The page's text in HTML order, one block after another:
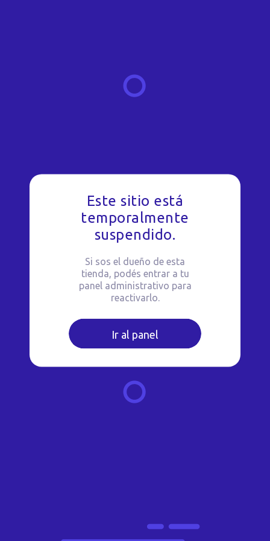
Este sitio está
temporalmente
suspendido.
Si sos el dueño de esta
tienda, podés entrar a tu
panel administrativo para
reactivarlo.
Ir al panel